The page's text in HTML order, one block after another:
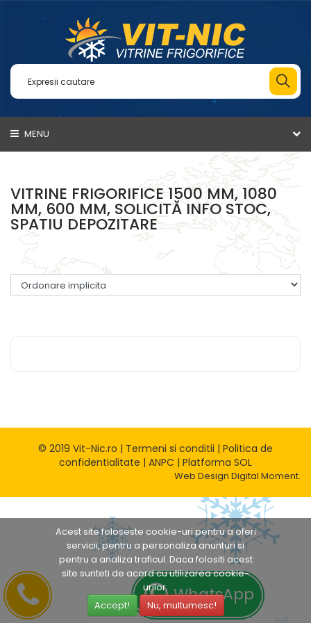
MENU
VITRINE FRIGORIFICE 1500 MM, 1080
MM, 600 MM, SOLICITĂ INFO STOC,
SPATIU DEPOZITARE
© 2019 Vit-Nic.ro | Termeni si conditii | Politica de
confidentialitate | ANPC | Platforma SOL
Web Design Digital Moment.
WhatsApp
Acest site foloseste cookie-uri pentru a oferi
servicii, pentru a personaliza anunturi si
pentru a analiza traficul. Daca folositi acest
site sunteti de acord cu utilizarea cookie-
urilor.
Accept!
Nu, multumesc!